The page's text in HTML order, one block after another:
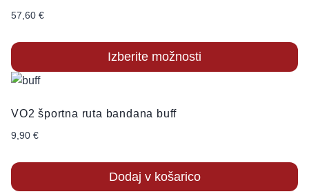
izdelka
več
Možnosti
lahko
izberete
strani
izdelka
57,60 €
Izberite možnosti
Ta
ima
več
Možnosti
lahko
VO2 športna ruta bandana buff
9,90 €
Dodaj v košarico